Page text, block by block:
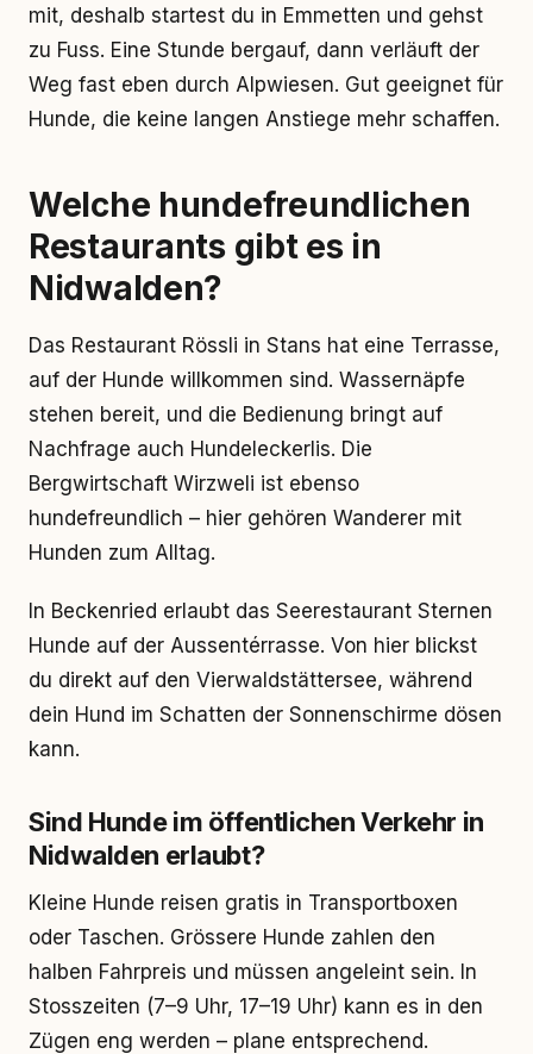
mit, deshalb startest du in Emmetten und gehst
zu Fuss. Eine Stunde bergauf, dann verläuft der
Weg fast eben durch Alpwiesen. Gut geeignet für
Hunde, die keine langen Anstiege mehr schaffen.
Welche hundefreundlichen
Restaurants gibt es in
Nidwalden?
Das Restaurant Rössli in Stans hat eine Terrasse,
auf der Hunde willkommen sind. Wassernäpfe
stehen bereit, und die Bedienung bringt auf
Nachfrage auch Hundeleckerlis. Die
Bergwirtschaft Wirzweli ist ebenso
hundefreundlich – hier gehören Wanderer mit
Hunden zum Alltag.
In Beckenried erlaubt das Seerestaurant Sternen
Hunde auf der Aussentérrasse. Von hier blickst
du direkt auf den Vierwaldstättersee, während
dein Hund im Schatten der Sonnenschirme dösen
kann.
Sind Hunde im öffentlichen Verkehr in
Nidwalden erlaubt?
Kleine Hunde reisen gratis in Transportboxen
oder Taschen. Grössere Hunde zahlen den
halben Fahrpreis und müssen angeleint sein. In
Stosszeiten (7–9 Uhr, 17–19 Uhr) kann es in den
Zügen eng werden – plane entsprechend.